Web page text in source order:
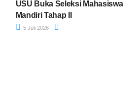
USU Buka Seleksi Mahasiswa
Mandiri Tahap II
5 Juli 2026